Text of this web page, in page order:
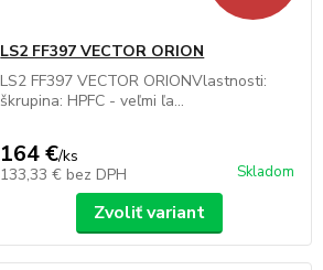
LS2 FF397 VECTOR ORION
LS2 FF397 VECTOR ORIONVlastnosti:
škrupina: HPFC - veľmi ľa...
164 €/ks
133,33 € bez DPH Skladom
Zvoliť variant